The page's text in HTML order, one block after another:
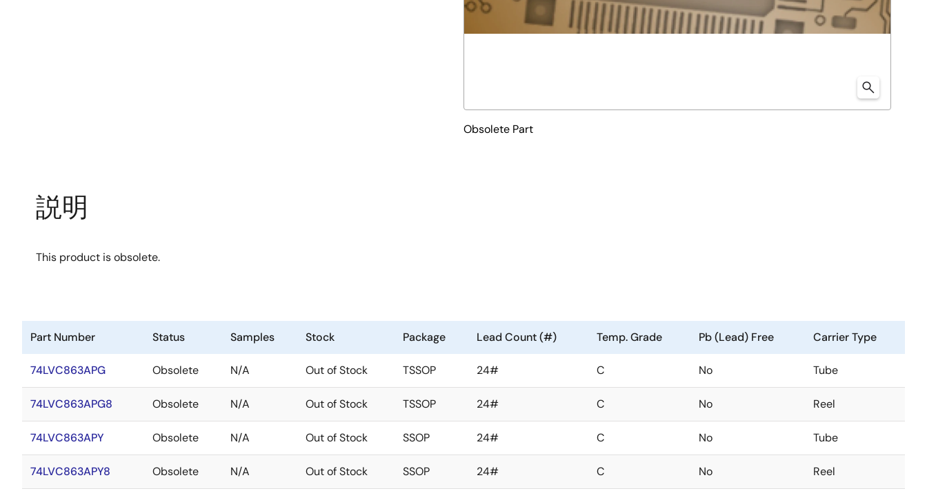
Obsolete Part
説明
This product is obsolete.
Part Number Status Samples Stock Package Lead Count (#) Temp. Grade Pb (Lead) Free Carrier Type
74LVC863APG Obsolete N/A Out of Stock TSSOP 24# C No Tube
74LVC863APG8 Obsolete N/A Out of Stock TSSOP 24# C No Reel
74LVC863APY Obsolete N/A Out of Stock SSOP 24# C No Tube
74LVC863APY8 Obsolete N/A Out of Stock SSOP 24# C No Reel